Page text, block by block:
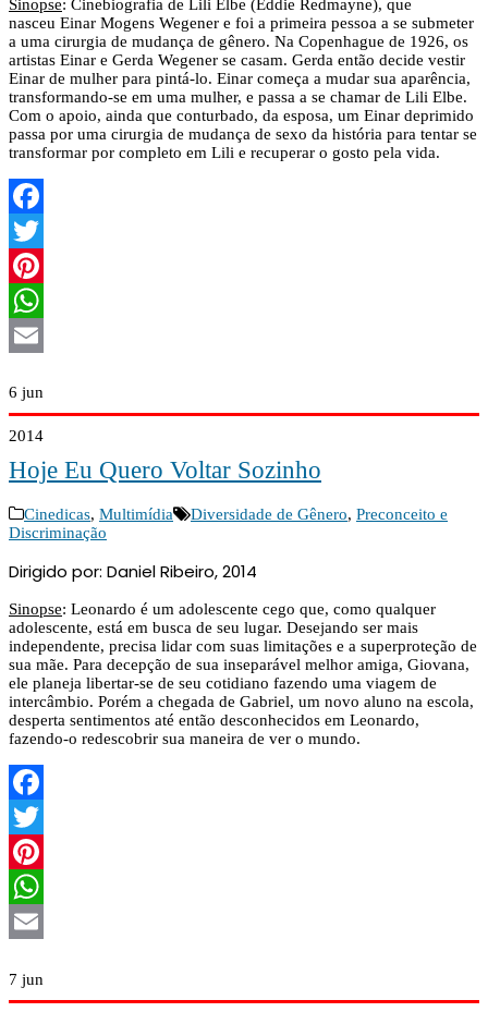
Sinopse: Cinebiografia de Lili Elbe (Eddie Redmayne), que
nasceu Einar Mogens Wegener e foi a primeira pessoa a se submeter
a uma cirurgia de mudança de gênero. Na Copenhague de 1926, os
artistas Einar e Gerda Wegener se casam. Gerda então decide vestir
Einar de mulher para pintá-lo. Einar começa a mudar sua aparência,
transformando-se em uma mulher, e passa a se chamar de Lili Elbe.
Com o apoio, ainda que conturbado, da esposa, um Einar deprimido
passa por uma cirurgia de mudança de sexo da história para tentar se
transformar por completo em Lili e recuperar o gosto pela vida.
Facebook
Twitter
Pinterest
WhatsApp
6 jun
2014
Hoje Eu Quero Voltar Sozinho
Cinedicas, Multimídia Diversidade de Gênero, Preconceito e
Discriminação
Dirigido por: Daniel Ribeiro, 2014
Sinopse: Leonardo é um adolescente cego que, como qualquer
adolescente, está em busca de seu lugar. Desejando ser mais
independente, precisa lidar com suas limitações e a superproteção de
sua mãe. Para decepção de sua inseparável melhor amiga, Giovana,
ele planeja libertar-se de seu cotidiano fazendo uma viagem de
intercâmbio. Porém a chegada de Gabriel, um novo aluno na escola,
desperta sentimentos até então desconhecidos em Leonardo,
fazendo-o redescobrir sua maneira de ver o mundo.
Facebook
Twitter
Pinterest
WhatsApp
7 jun